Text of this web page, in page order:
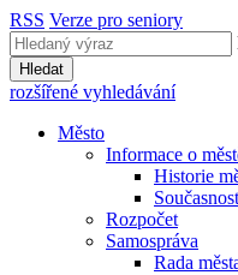
RSS Verze pro seniory
Hledat
rozšířené vyhledávání
Město
Informace o
Historie
Rozpočet
Samospráva
Rada